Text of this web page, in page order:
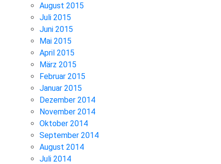
August 2015
Juli 2015
Juni 2015
Mai 2015
April 2015
März 2015
Februar 2015
Januar 2015
Dezember 2014
November 2014
Oktober 2014
September 2014
August 2014
Juli 2014